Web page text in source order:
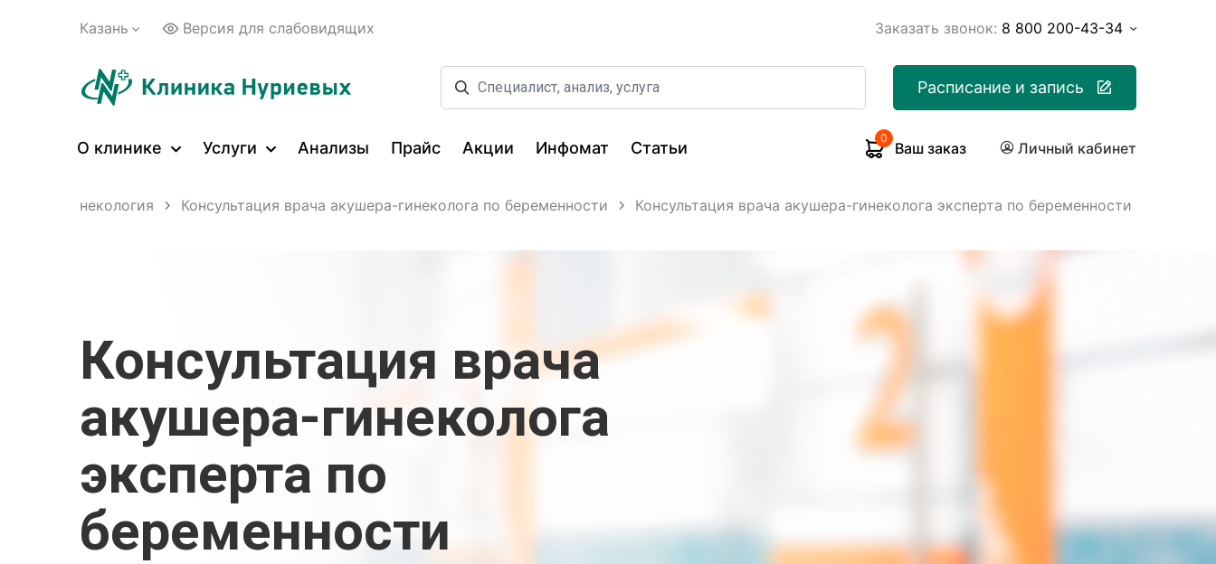
Казань Версия для слабовидящих Заказать звонок: 8 800 200-43-34
Расписание и запись
О клинике Услуги Анализы Прайс Акции Инфомат Статьи
0
Ваш заказ Личный кабинет
Гинекология Консультация врача акушера-гинеколога по беременности Консультация врача акушера-гинеколога эксперта по беременности
Консультация врача
акушера-гинеколога
эксперта по
беременности